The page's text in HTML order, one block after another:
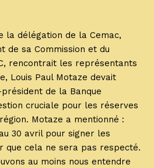
la délégation de la Cemac,
de sa Commission et du
rencontrait les représentants
Louis Paul Motaze devait
de la Banque
cruciale pour les réserves
Motaze a mentionné :
30 avril pour signer les
que cela ne sera pas respecté.
au moins nous entendre